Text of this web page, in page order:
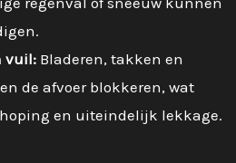
vuil: Bladeren, takken en
de afvoer blokkeren, wat
en uiteindelijk lekkage.